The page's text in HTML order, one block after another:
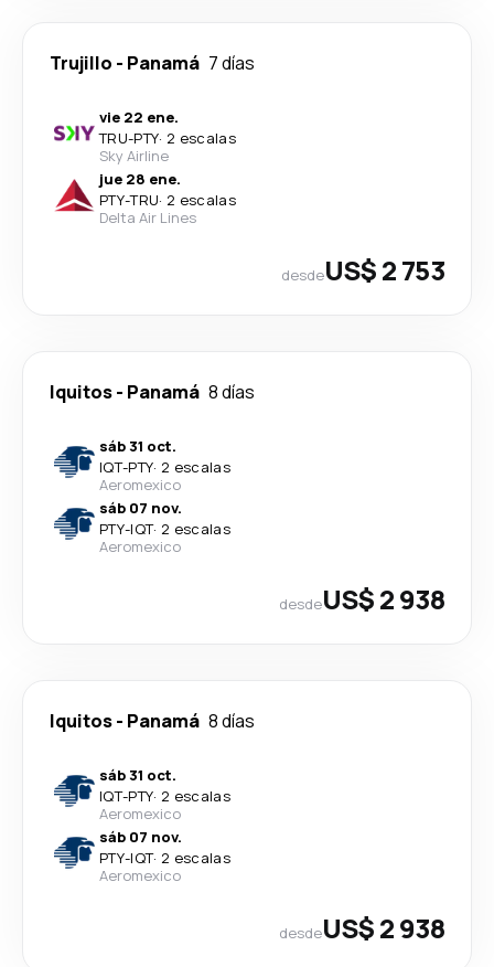
Trujillo - Panamá 7 días
vie 22 ene.
TRU-PTY· 2 escalas
Sky Airline
jue 28 ene.
PTY-TRU· 2 escalas
Delta Air Lines
desdeUS$ 2 753
Iquitos- Panamá 8 días
sáb 31 oct.
IQT-PTY· 2 escalas
Aeromexico
sáb 07 nov.
PTY-IQT· 2 escalas
Aeromexico
desdeUS$ 2 938
Iquitos- Panamá 8 días
sáb 31 oct.
IQT-PTY· 2 escalas
Aeromexico
sáb 07 nov.
PTY-IQT· 2 escalas
Aeromexico
desdeUS$ 2 938